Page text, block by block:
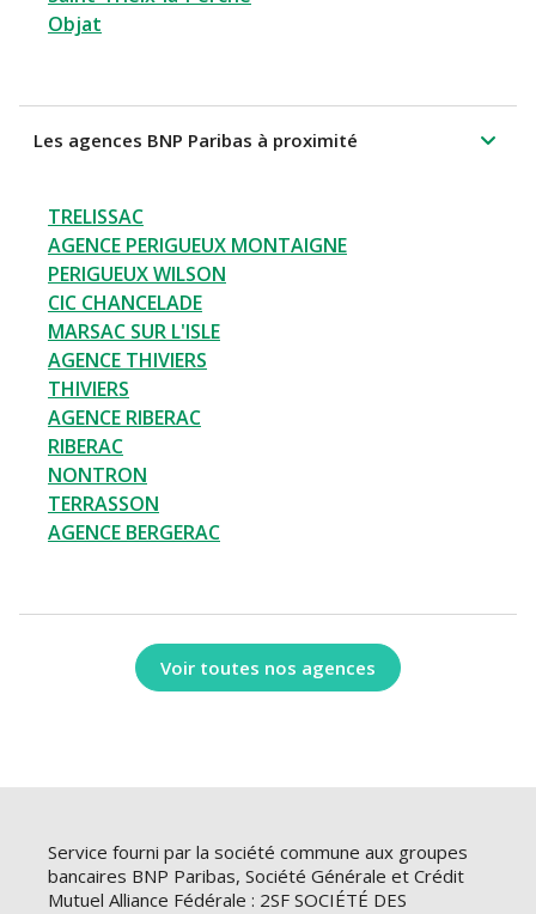
Objat
Les agences BNP Paribas à proximité
TRELISSAC
AGENCE PERIGUEUX MONTAIGNE
PERIGUEUX WILSON
CIC CHANCELADE
MARSAC SUR L'ISLE
AGENCE THIVIERS
THIVIERS
AGENCE RIBERAC
RIBERAC
NONTRON
TERRASSON
AGENCE BERGERAC
Voir toutes nos agences
Service fourni par la société commune aux groupes
bancaires BNP Paribas, Société Générale et Crédit
Mutuel Alliance Fédérale : 2SF SOCIÉTÉ DES